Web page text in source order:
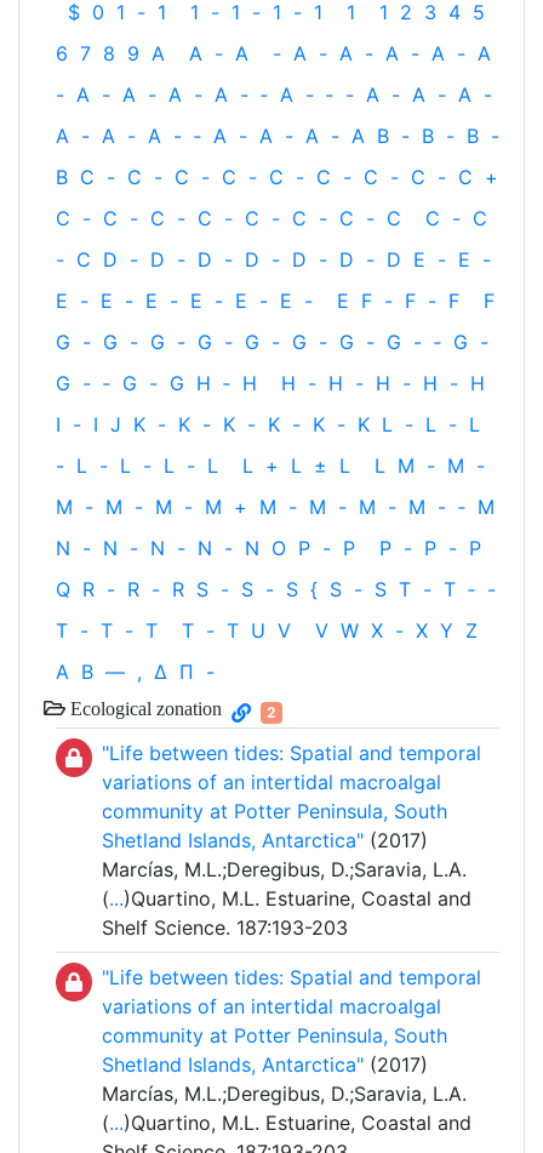
$ 0 1 - 1 1 - 1 - 1 - 1 1 1 2 3 4 5
6 7 8 9 A A - A - A - A - A - A - A
- A - A - A - A - ‐ A - ‐ - A - A - A -
A - A - A - ‐ A - A - A - A B - B - B -
B C - C - C - C - C - C - C - C - C +
C - C - C - C - C - C - C - C C - C
- C D - D - D - D - D - D - D E - E -
E - E - E - E - E - E - E F - F - F
F
G - G - G - G - G - G - G - G - ‐ G -
G - ‐ G - G H ‐ H H - H - H - H - H
I - I J K - K - K - K - K - K L - L - L
- L - L - L - L L + L ± L L M - M -
M - M - M - M + M - M - M - M - ‐ M
N - N - N - N - N O P - P P - P - P
Q R - R - R S - S - S { S - S T - T ‐ -
T - T - T T - T U V V W X - X Y Z
Α Β — , Δ Π -
Ecological zonation 2
"Life between tides: Spatial and temporal
variations of an intertidal macroalgal
community at Potter Peninsula, South
Shetland Islands, Antarctica" (2017)
Marcías, M.L.;Deregibus, D.;Saravia, L.A.
(...)Quartino, M.L. Estuarine, Coastal and
Shelf Science. 187:193-203
"Life between tides: Spatial and temporal
variations of an intertidal macroalgal
community at Potter Peninsula, South
Shetland Islands, Antarctica" (2017)
Marcías, M.L.;Deregibus, D.;Saravia, L.A.
(...)Quartino, M.L. Estuarine, Coastal and